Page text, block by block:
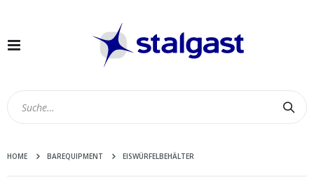
Navigation
HOME BAREQUIPMENT EISWÜRFELBEHÄLTER